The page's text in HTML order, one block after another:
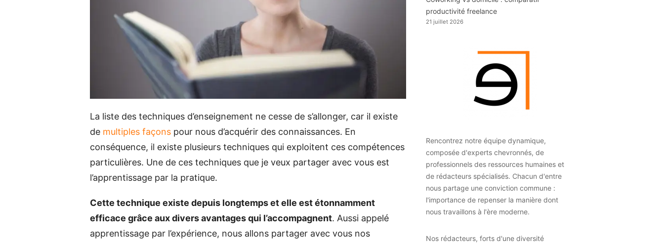
La liste des techniques d’enseignement ne cesse de s’allonger, car il existe
de multiples façons pour nous d’acquérir des connaissances. En
conséquence, il existe plusieurs techniques qui exploitent ces compétences
particulières. Une de ces techniques que je veux partager avec vous est
l’apprentissage par la pratique.
Cette technique existe depuis longtemps et elle est étonnamment
efficace grâce aux divers avantages qui l’accompagnent. Aussi appelé
apprentissage par l’expérience, nous allons partager avec vous nos
productivité freelance
21 juillet 2026
Rencontrez notre équipe dynamique,
composée d'experts chevronnés, de
professionnels des ressources humaines et
de rédacteurs spécialisés. Chacun d'entre
nous partage une conviction commune :
l'importance de repenser la manière dont
nous travaillons à l'ère moderne.
Nos rédacteurs, forts d'une diversité